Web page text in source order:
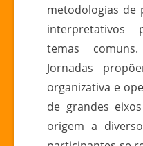
metodologias de
interpretativos
temas
Jornadas
organizativa e
de grandes
origem a